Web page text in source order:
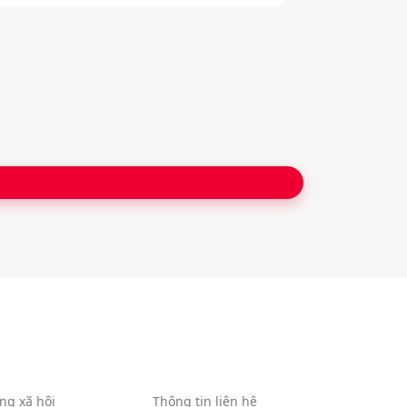
xã hội Thông tin liên hệ